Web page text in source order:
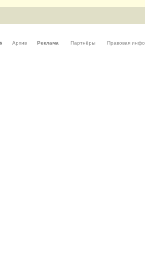
Архив Реклама Партнёры Правовая